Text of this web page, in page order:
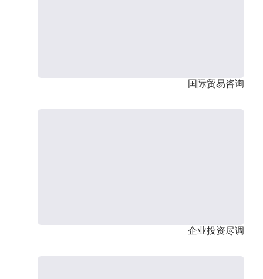
国际贸易咨询
企业投资尽调